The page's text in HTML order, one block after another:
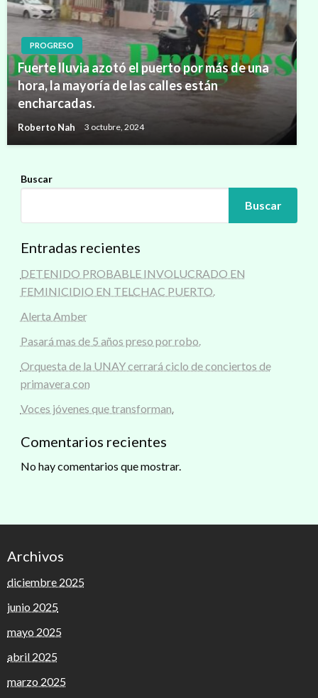
PROGRESO
Fuerte lluvia azotó el puerto por más de una
hora, la mayoría de las calles están
encharcadas.
Roberto Nah 3 octubre, 2024
Buscar
Buscar
Entradas recientes
DETENIDO PROBABLE INVOLUCRADO EN
FEMINICIDIO EN TELCHAC PUERTO.
Alerta Amber
Pasará mas de 5 años preso por robo.
Orquesta de la UNAY cerrará ciclo de conciertos de
primavera con
Voces jóvenes que transforman.
Comentarios recientes
No hay comentarios que mostrar.
Archivos
diciembre 2025
junio 2025
mayo 2025
abril 2025
marzo 2025